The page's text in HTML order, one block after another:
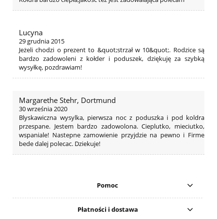
Lucyna
29 grudnia 2015
Jeżeli chodzi o prezent to &quot;strzał w 10&quot;. Rodzice są
bardzo zadowoleni z kołder i poduszek, dziękuję za szybką
wysyłkę, pozdrawiam!
Margarethe Stehr, Dortmund
30 września 2020
Blyskawiczna wysylka, pierwsza noc z poduszka i pod koldra
przespane. Jestem bardzo zadowolona. Cieplutko, mieciutko,
wspaniale! Nastepne zamowienie przyjdzie na pewno i Firme
bede dalej polecac. Dziekuje!
Pomoc
Płatności i dostawa